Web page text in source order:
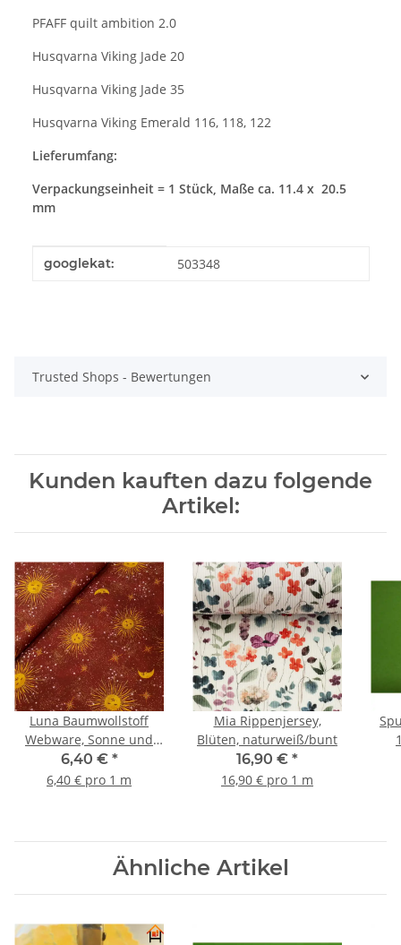
PFAFF quilt ambition 2.0
Husqvarna Viking Jade 20
Husqvarna Viking Jade 35
Husqvarna Viking Emerald 116, 118, 122
Lieferumfang:
Verpackungseinheit = 1 Stück, Maße ca. 11.4 x 20.5
mm
Produkteigenschaft
Wert
googlekat: 503348
Trusted Shops - Bewertungen
Kunden kauften dazu folgende
Artikel:
Luna Baumwollstoff
Webware, Sonne und
Mond, burgundy, gelb,
gold
6,40 € *
6,40 € pro 1 m
Mia Rippenjersey,
Blüten, naturweiß/bunt
16,90 € *
16,90 € pro 1 m
Ähnliche Artikel